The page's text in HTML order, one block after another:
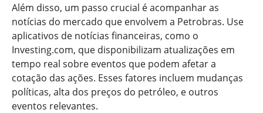
Além disso, um passo crucial é acompanhar as
notícias do mercado que envolvem a Petrobras. Use
aplicativos de notícias financeiras, como o
Investing.com, que disponibilizam atualizações em
tempo real sobre eventos que podem afetar a
cotação das ações. Esses fatores incluem mudanças
políticas, alta dos preços do petróleo, e outros
eventos relevantes.